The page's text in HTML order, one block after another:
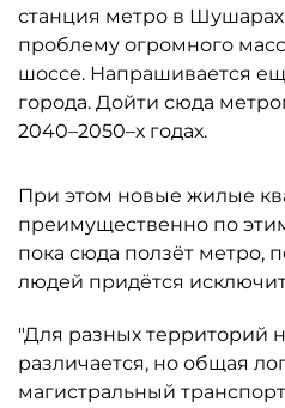
станция метро в
проблему огромного
шоссе. Напрашивается
города. Дойти сюда
2040–2050–х годах.
При этом новые жилые
преимущественно по
пока сюда ползёт метро,
людей придётся
"Для разных территорий
различается, но общая
магистральный